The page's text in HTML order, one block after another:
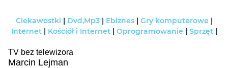
Ciekawostki | Dvd,Mp3| Ebiznes| Gry komputerowe |
Internet| Kościół i Internet| Oprogramowanie | Sprzęt|
TV bez telewizora
Marcin Lejman